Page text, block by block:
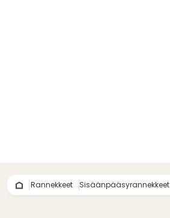
Rannekkeet Sisäänpääsyrannekkeet